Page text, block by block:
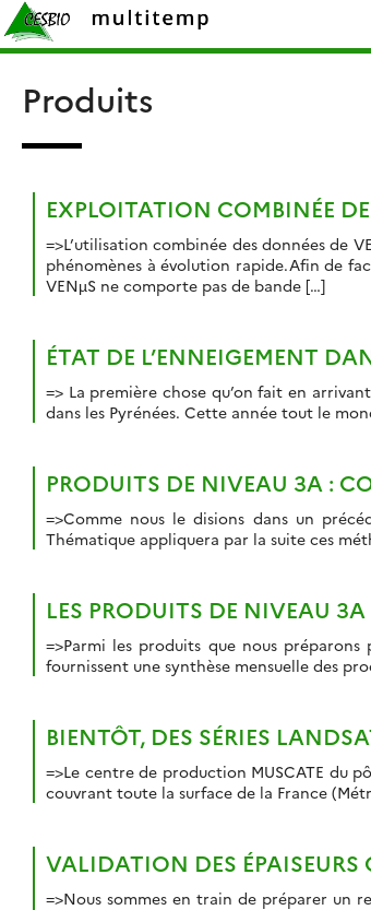
Skip
to
content
Produits
EXPLOITATION COMBINÉE
=>L’utilisation combinée des données de
phénomènes à évolution rapide.Afin de
VENµS ne comporte pas de bande […]
ÉTAT DE L’ENNEIGEMENT
=> La première chose qu’on fait en
dans les Pyrénées. Cette année tout le
PRODUITS DE NIVEAU 3A :
=>Comme nous le disions dans un
Thématique appliquera par la suite ces
LES PRODUITS DE NIVEAU 3A
=>Parmi les produits que nous
fournissent une synthèse mensuelle des
BIENTÔT, DES SÉRIES
=>Le centre de production MUSCATE du
couvrant toute la surface de la France
VALIDATION DES ÉPAISEURS
=>Nous sommes en train de préparer un